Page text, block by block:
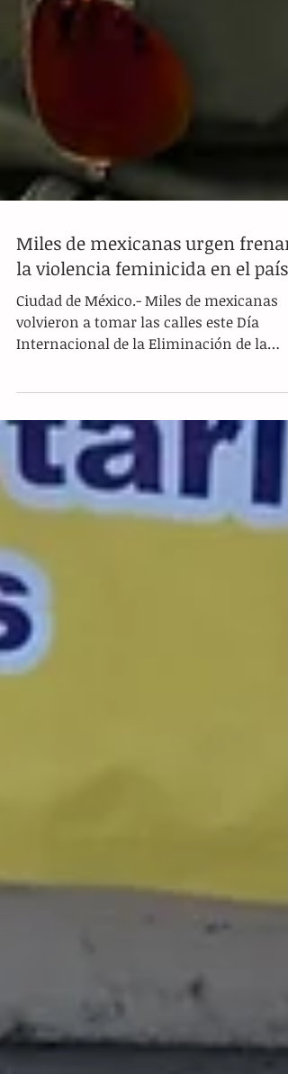
Miles de mexicanas urgen frenar
la violencia feminicida en el país
Ciudad de México.- Miles de mexicanas
un alto a las agresiones que cada día
matan a diez mujeres en promedio en el
país, así como justicia para las
sobrevivientes, las desaparecidas y todas
las víctimas de agresiones machistas y
principales demandas, destacaron el cese
de la criminalización de la protesta y de
los asesinatos de